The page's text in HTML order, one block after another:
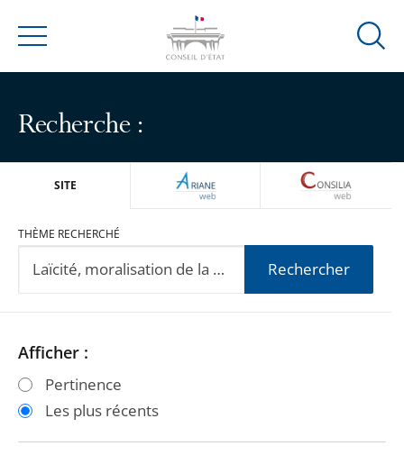
Menu
Ouvrir
Recherche :
SITE ARIANEWEB
THÈME RECHERCHÉ
Rechercher
Passer
les
filtres
Passer
les
filtres
Afficher :
Pertinence
Les plus récents